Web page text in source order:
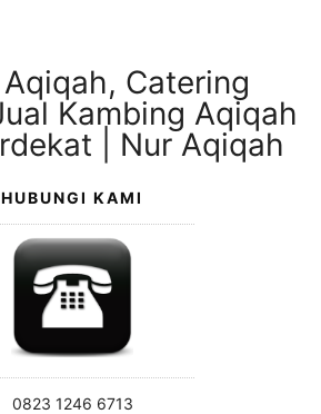
HUBUNGI KAMI
0823 1246 6713